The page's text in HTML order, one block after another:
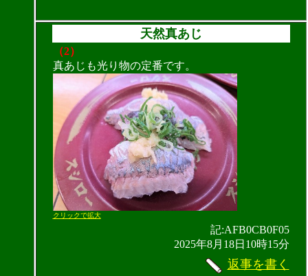
天然真あじ
（2）
真あじも光り物の定番です。
クリックで拡大
記:AFB0CB0F05
2025年8月18日10時15分
返事を書く